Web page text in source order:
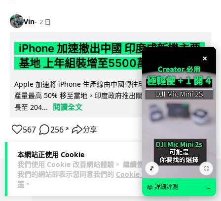
本網站正使用 Cookie
我們使用 Cookie 改善網站體驗。 繼續使用
我們的網站即表示您同意我們的 Cookie 政
策 。
Vin 2 日
iPhone 加速撤出中國 印度成新機主要
基地 上年組裝增至5500萬部
Apple 加速將 iPhone 生產線由中國轉往印度，目標兩年內將
產量最高 50% 移至當地。印度政府推出關稅豁免及稅務優惠延
長至 204...
閱讀全文
567 256 ↗ 分享
ADVERTISEMENT
×
🎵 ⛶
📖 詳細評測 →